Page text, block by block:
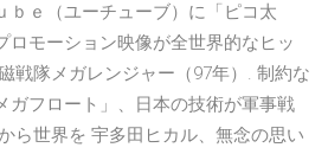
ｂｅ（ユーチューブ）に「ピコ太
ロモーション映像が全世界的なヒッ
戦隊メガレンジャー（97年）. 制約な
ガフロート」、日本の技術が軍事戦
ら世界を 宇多田ヒカル、無念の思い